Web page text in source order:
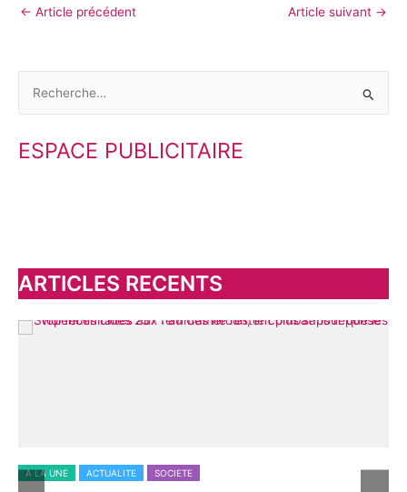
← Article précédent Article suivant →
c
h
e
r
ESPACE PUBLICITAIRE
ARTICLES RECENTS
A LA UNE ACTUALITE SOCIETE